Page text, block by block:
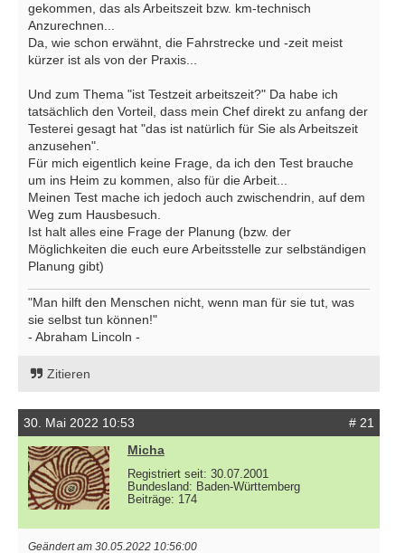
gekommen, das als Arbeitszeit bzw. km-technisch
Anzurechnen...
Da, wie schon erwähnt, die Fahrstrecke und -zeit meist
kürzer ist als von der Praxis...
Und zum Thema "ist Testzeit arbeitszeit?" Da habe ich
tatsächlich den Vorteil, dass mein Chef direkt zu anfang der
Testerei gesagt hat "das ist natürlich für Sie als Arbeitszeit
anzusehen".
Für mich eigentlich keine Frage, da ich den Test brauche
um ins Heim zu kommen, also für die Arbeit...
Meinen Test mache ich jedoch auch zwischendrin, auf dem
Weg zum Hausbesuch.
Ist halt alles eine Frage der Planung (bzw. der
Möglichkeiten die euch eure Arbeitsstelle zur selbständigen
Planung gibt)
"Man hilft den Menschen nicht, wenn man für sie tut, was
sie selbst tun können!"
- Abraham Lincoln -
Zitieren
30. Mai 2022 10:53
# 21
Micha
Registriert seit: 30.07.2001
Bundesland: Baden-Württemberg
Beiträge: 174
Geändert am 30.05.2022 10:56:00